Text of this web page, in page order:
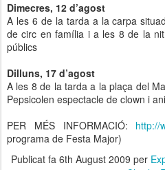
Dimecres, 12 d’agost
A les 6 de la tarda a la carpa
de circ en família i a les 8 de la
públics
Dilluns, 17 d’agost
A les 8 de la tarda a la plaça del
Pepsicolen espectacle de clown i
PER MÉS INFORMACIÓ: http://
programa de Festa Major)
Publicat fa 6th August 2009 per